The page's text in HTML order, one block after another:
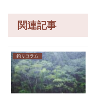
関連記事
釣りコラム